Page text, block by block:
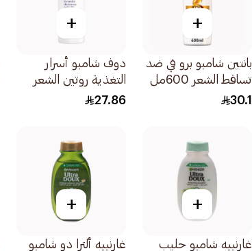
+
بانتين شامبو برو في ضد
تساقط الشعر 600مل
30.1
+
دوف شامبو أسرار
التغذية روتين الشعر
الكثيف بزيت الخزامى
27.86
+
غارنييه شامبو حليب
+
غارنييه ألترا دو شامبو